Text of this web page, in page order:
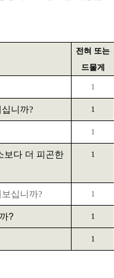
전혀 또는
드물게
1
십니까? 1
1
보다 더 피곤한
1
보십니까? 1
? 1
1